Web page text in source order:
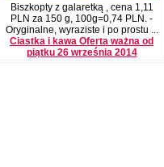
Biszkopty z galaretką , cena 1,11
PLN za 150 g, 100g=0,74 PLN. -
Oryginalne, wyraziste i po prostu ...
Ciastka i kawa Oferta ważna od
piątku 26 września 2014